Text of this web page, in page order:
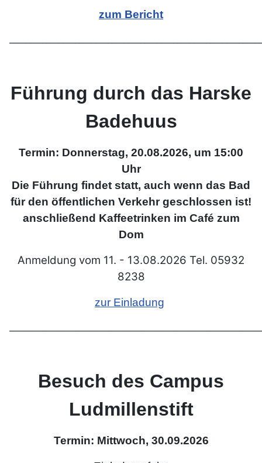
zum Bericht
Führung durch das Harske
Badehuus
Termin: Donnerstag, 20.08.2026, um 15:00
Uhr
Die Führung findet statt, auch wenn das Bad
für den öffentlichen Verkehr geschlossen ist!
anschließend Kaffeetrinken im Café zum
Dom
Anmeldung vom 11. - 13.08.2026 Tel. 05932
8238
zur Einladung
Besuch des Campus
Ludmillenstift
Termin: Mittwoch, 30.09.2026